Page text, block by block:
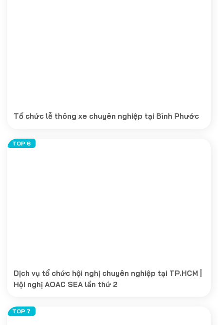
Tổ chức lễ thông xe chuyên nghiệp tại Bình Phước
Dịch vụ tổ chức hội nghị chuyên nghiệp tại TP.HCM |
Hội nghị AOAC SEA lần thứ 2